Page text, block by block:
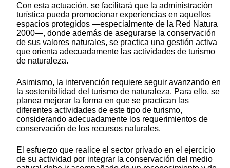
Con esta actuación, se facilitará que la administración
turística pueda promocionar experiencias en aquellos
espacios protegidos —especialmente de la Red Natura
2000—, donde además de asegurarse la conservación
de sus valores naturales, se practica una gestión activa
que orienta adecuadamente las actividades de turismo
de naturaleza.
Asimismo, la intervención requiere seguir avanzando en
la sostenibilidad del turismo de naturaleza. Para ello, se
planea mejorar la forma en que se practican las
diferentes actividades de este tipo de turismo,
considerando adecuadamente los requerimientos de
conservación de los recursos naturales.
El esfuerzo que realice el sector privado en el ejercicio
de su actividad por integrar la conservación del medio